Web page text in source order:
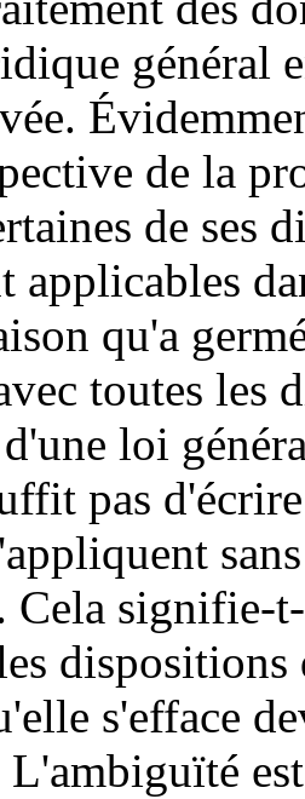
général
de la
de ses
qu'a
toutes les
loi
pas
Cela signifie-
s'efface